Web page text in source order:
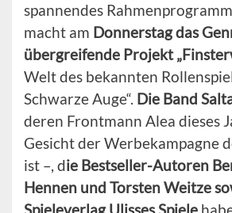
spannendes
macht am Donnerstag das
übergreifende Projekt
Welt des bekannten
Schwarze Auge“. Die Band
deren Frontmann Alea dieses
Gesicht der Werbekampagne
ist –, die Bestseller-Autoren
Hennen und Torsten Weitze